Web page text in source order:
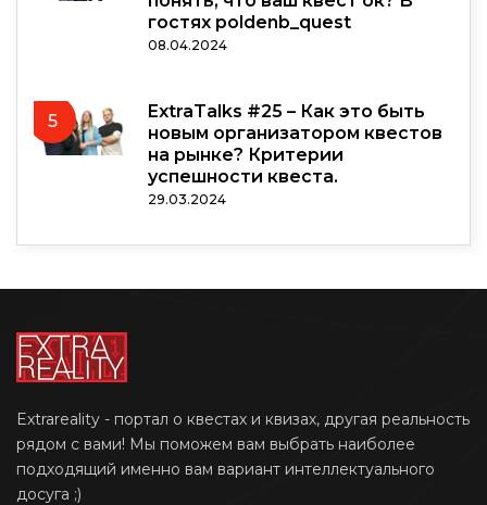
гостях poldenb_quest
08.04.2024
5
ExtraTalks #25 – Как это быть
новым организатором квестов
на рынке? Критерии
успешности квеста.
29.03.2024
Extrareality - портал о квестах и квизах, другая реальность
рядом с вами! Мы поможем вам выбрать наиболее
подходящий именно вам вариант интеллектуального
досуга ;)